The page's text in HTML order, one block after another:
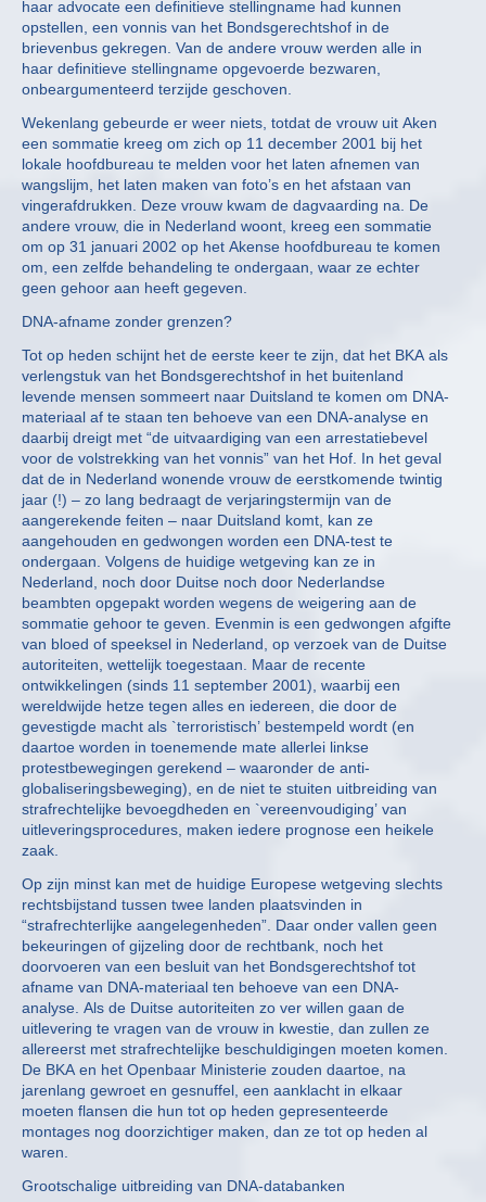
haar advocate een definitieve stellingname had kunnen
opstellen, een vonnis van het Bondsgerechtshof in de
brievenbus gekregen. Van de andere vrouw werden alle in
haar definitieve stellingname opgevoerde bezwaren,
onbeargumenteerd terzijde geschoven.
Wekenlang gebeurde er weer niets, totdat de vrouw uit Aken
een sommatie kreeg om zich op 11 december 2001 bij het
lokale hoofdbureau te melden voor het laten afnemen van
wangslijm, het laten maken van foto’s en het afstaan van
vingerafdrukken. Deze vrouw kwam de dagvaarding na. De
andere vrouw, die in Nederland woont, kreeg een sommatie
om op 31 januari 2002 op het Akense hoofdbureau te komen
om, een zelfde behandeling te ondergaan, waar ze echter
geen gehoor aan heeft gegeven.
DNA-afname zonder grenzen?
Tot op heden schijnt het de eerste keer te zijn, dat het BKA als
verlengstuk van het Bondsgerechtshof in het buitenland
levende mensen sommeert naar Duitsland te komen om DNA-
materiaal af te staan ten behoeve van een DNA-analyse en
daarbij dreigt met “de uitvaardiging van een arrestatiebevel
voor de volstrekking van het vonnis” van het Hof. In het geval
dat de in Nederland wonende vrouw de eerstkomende twintig
jaar (!) – zo lang bedraagt de verjaringstermijn van de
aangerekende feiten – naar Duitsland komt, kan ze
aangehouden en gedwongen worden een DNA-test te
ondergaan. Volgens de huidige wetgeving kan ze in
Nederland, noch door Duitse noch door Nederlandse
beambten opgepakt worden wegens de weigering aan de
sommatie gehoor te geven. Evenmin is een gedwongen afgifte
van bloed of speeksel in Nederland, op verzoek van de Duitse
autoriteiten, wettelijk toegestaan. Maar de recente
ontwikkelingen (sinds 11 september 2001), waarbij een
wereldwijde hetze tegen alles en iedereen, die door de
gevestigde macht als `terroristisch’ bestempeld wordt (en
daartoe worden in toenemende mate allerlei linkse
protestbewegingen gerekend – waaronder de anti-
globaliseringsbeweging), en de niet te stuiten uitbreiding van
strafrechtelijke bevoegdheden en `vereenvoudiging’ van
uitleveringsprocedures, maken iedere prognose een heikele
zaak.
Op zijn minst kan met de huidige Europese wetgeving slechts
rechtsbijstand tussen twee landen plaatsvinden in
“strafrechterlijke aangelegenheden”. Daar onder vallen geen
bekeuringen of gijzeling door de rechtbank, noch het
doorvoeren van een besluit van het Bondsgerechtshof tot
afname van DNA-materiaal ten behoeve van een DNA-
analyse. Als de Duitse autoriteiten zo ver willen gaan de
uitlevering te vragen van de vrouw in kwestie, dan zullen ze
allereerst met strafrechtelijke beschuldigingen moeten komen.
De BKA en het Openbaar Ministerie zouden daartoe, na
jarenlang gewroet en gesnuffel, een aanklacht in elkaar
moeten flansen die hun tot op heden gepresenteerde
montages nog doorzichtiger maken, dan ze tot op heden al
waren.
Grootschalige uitbreiding van DNA-databanken